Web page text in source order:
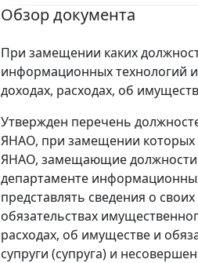
Обзор документа
При замещении каких
информационных технологий
доходах, расходах, об
Утвержден перечень
ЯНАО, при замещении которых
ЯНАО, замещающие должности
департаменте
представлять сведения о
обязательствах
расходах, об имуществе и
супруги (супруга) и